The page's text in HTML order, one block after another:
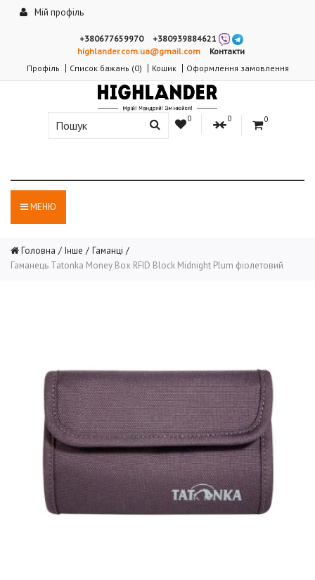
Мій профіль
+380677659970
+380939884621
highlander.com.ua@gmail.com
Контакти
Профіль
Список бажань (0) Кошик Оформлення замовлення
0 0 0
МЕНЮ
Головна Інше
Гаманці
Гаманець Tatonka Money Box RFID Block Midnight Plum фіолетовий